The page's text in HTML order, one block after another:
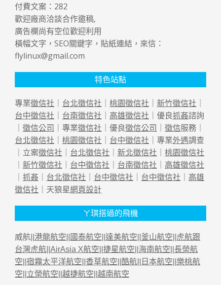
付費文案： 282
歡迎廠商洽談合作邀稿,
廣告欄尚有空位歡迎利用
橫幅文字，SEO關鍵字，貼紙連結，來信：
flylinux@gmail.com
特色站點
專業徵信社 ｜ 台北徵信社 ｜ 桃園徵信社 ｜ 新竹徵信社 ｜
台中徵信社 ｜ 台南徵信社 ｜ 高雄徵信社 ｜優良抓姦諮詢
｜ 徵信公司 ｜專業徵信社 ｜優良徵信公司 ｜ 徵信服務｜
台北徵信社 ｜ 桃園徵信社 ｜ 台中徵信社 ｜專業外遇調查
｜立案徵信社 ｜ 台北徵信社 ｜ 新北徵信社 ｜ 桃園徵信社
｜ 新竹徵信社 ｜ 台中徵信社 ｜ 台南徵信社 ｜ 高雄徵信社
｜ 抓姦 ｜ 台北徵信社 ｜ 台中徵信社 ｜ 台中徵信社 ｜ 高雄
徵信社 ｜天狼星網頁設計
ㄚ琪搭過的飛機
威航|| 港龍航空 國泰航空 達美航空 釜山航空
虎航跟
台灣虎航 AirAsia X航空 捷星航空 海南航空 長榮航
空 宿霧太平洋航空 香草航空 酷航 日本航空 樂桃航
空 立榮航空 越捷航空 越南航空